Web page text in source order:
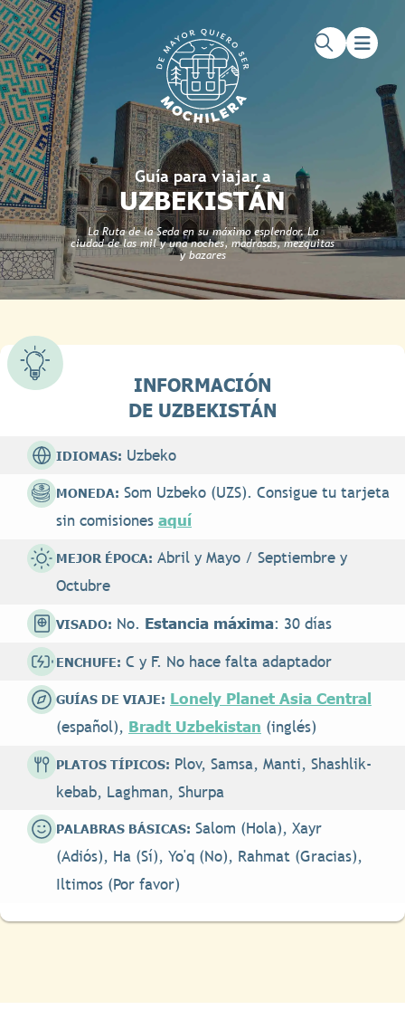
Saltar al contenido principal
Saltar al pie de página
Guía para viajar a
UZBEKISTÁN
La Ruta de la Seda en su máximo esplendor. La
ciudad de las mil y una noches, madrasas, mezquitas
y bazares
INFORMACIÓN
DE UZBEKISTÁN
IDIOMAS: Uzbeko
MONEDA: Som Uzbeko (UZS). Consigue tu tarjeta
sin comisiones aquí
MEJOR ÉPOCA: Abril y Mayo / Septiembre y
Octubre
VISADO: No. Estancia máxima: 30 días
ENCHUFE: C y F. No hace falta adaptador
GUÍAS DE VIAJE: Lonely Planet Asia Central
(español), Bradt Uzbekistan (inglés)
PLATOS TÍPICOS: Plov, Samsa, Manti, Shashlik-
kebab, Laghman, Shurpa
PALABRAS BÁSICAS: Salom (Hola), Xayr
(Adiós), Ha (Sí), Yo'q (No), Rahmat (Gracias),
Iltimos (Por favor)